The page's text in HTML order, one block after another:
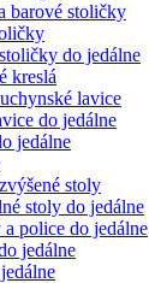
barové stoličky
do jedálne
kreslá
lavice
do jedálne
jedálne
stoly
stoly do jedálne
police do jedálne
jedálne